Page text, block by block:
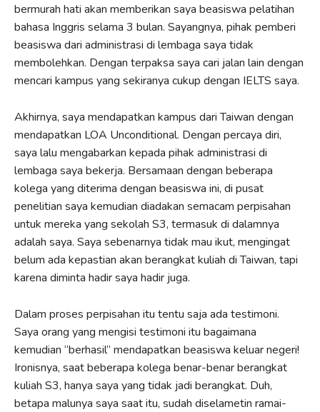
bermurah hati akan memberikan saya beasiswa pelatihan
bahasa Inggris selama 3 bulan. Sayangnya, pihak pemberi
beasiswa dari administrasi di lembaga saya tidak
membolehkan. Dengan terpaksa saya cari jalan lain dengan
mencari kampus yang sekiranya cukup dengan IELTS saya.
Akhirnya, saya mendapatkan kampus dari Taiwan dengan
mendapatkan LOA Unconditional. Dengan percaya diri,
saya lalu mengabarkan kepada pihak administrasi di
lembaga saya bekerja. Bersamaan dengan beberapa
kolega yang diterima dengan beasiswa ini, di pusat
penelitian saya kemudian diadakan semacam perpisahan
untuk mereka yang sekolah S3, termasuk di dalamnya
adalah saya. Saya sebenarnya tidak mau ikut, mengingat
belum ada kepastian akan berangkat kuliah di Taiwan, tapi
karena diminta hadir saya hadir juga.
Dalam proses perpisahan itu tentu saja ada testimoni.
Saya orang yang mengisi testimoni itu bagaimana
kemudian “berhasil” mendapatkan beasiswa keluar negeri!
Ironisnya, saat beberapa kolega benar-benar berangkat
kuliah S3, hanya saya yang tidak jadi berangkat. Duh,
betapa malunya saya saat itu, sudah diselametin ramai-